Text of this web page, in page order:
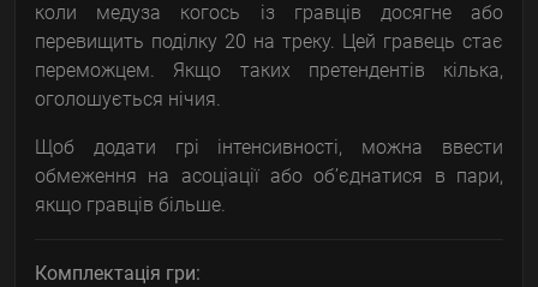
коли медуза когось із гравців досягне або
перевищить поділку 20 на треку. Цей гравець стає
переможцем. Якщо таких претендентів кілька,
оголошується нічия.
Щоб додати грі інтенсивності, можна ввести
обмеження на асоціації або об’єднатися в пари,
якщо гравців більше.
Комплектація гри: